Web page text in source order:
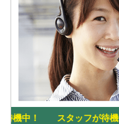
！ スタッフが待機中！